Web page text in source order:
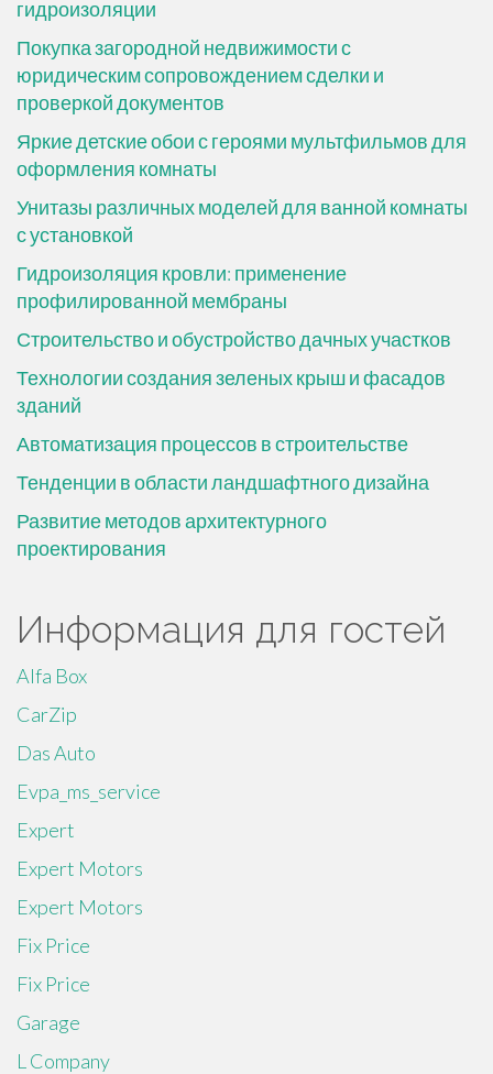
гидроизоляции
Покупка загородной недвижимости с
юридическим сопровождением сделки и
проверкой документов
Яркие детские обои с героями мультфильмов для
оформления комнаты
Унитазы различных моделей для ванной комнаты
с установкой
Гидроизоляция кровли: применение
профилированной мембраны
Строительство и обустройство дачных участков
Технологии создания зеленых крыш и фасадов
зданий
Автоматизация процессов в строительстве
Тенденции в области ландшафтного дизайна
Развитие методов архитектурного
проектирования
Информация для гостей
Alfa Box
CarZip
Das Auto
Evpa_ms_service
Expert
Expert Motors
Expert Motors
Fix Price
Fix Price
Garage
L Company